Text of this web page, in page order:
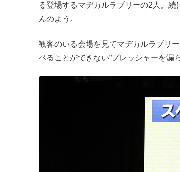
る登場するマヂカルラブリーの2人。
んのよう。
観客のいる会場を見てマヂカルラブリ
ベることができない”プレッシャーを漏